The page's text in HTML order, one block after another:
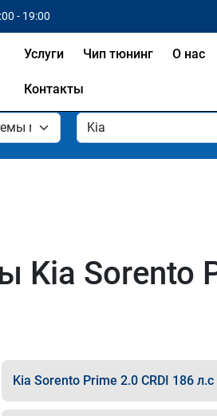
- 19:00
Услуги Чип тюнинг О нас
Контакты
Kia Sorento
Kia Sorento Prime 2.0 CRDI 186 л.с